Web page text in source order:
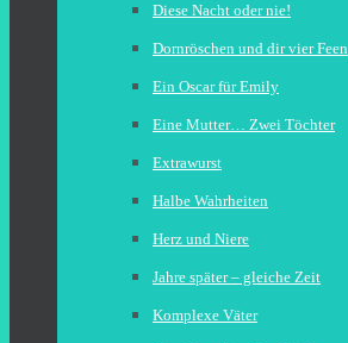
Diese Nacht oder nie!
Dornröschen und dir vier Feen
Ein Oscar für Emily
Eine Mutter… Zwei Töchter
Extrawurst
Halbe Wahrheiten
Herz und Niere
Jahre später – gleiche Zeit
Komplexe Väter